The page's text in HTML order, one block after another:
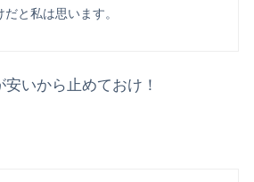
と私は思います。
いから止めておけ！